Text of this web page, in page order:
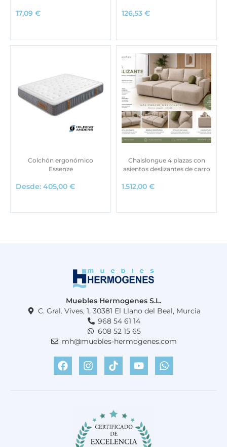
17,09 € 126,53 €
Colchón ergonómico
Essenze
Desde: 405,00 €
Chaislongue 4 plazas con
asientos deslizantes de carro
1.512,00 €
Muebles Hermogenes S.L.
C. Gral. Vives, 1, 30381 El Llano del Beal, Murcia
968 54 61 14
608 52 15 65
mh@muebles-hermogenes.com
F
a
c
I
n
s
a
m
T
i
k
Y
o
u
W
h
a